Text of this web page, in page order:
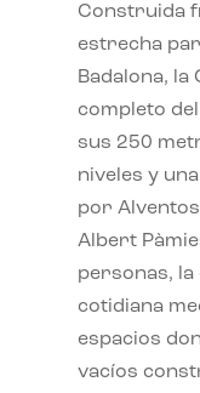
Construida
estrecha
Badalona, la
completo
sus 250
niveles y
por
Albert
personas, la
cotidiana
espacios
vacíos